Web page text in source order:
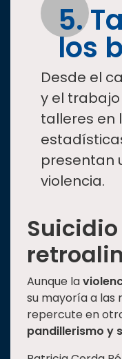
5.
los
Desde el
y el
talleres en
presentan
violencia.
Aunque la
su mayoría a las
repercute en
pandillerismo y